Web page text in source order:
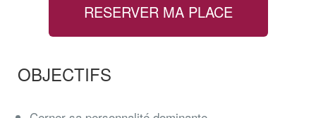
RESERVER MA PLACE
OBJECTIFS